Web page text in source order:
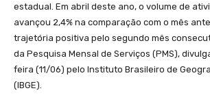
estadual. Em abril deste ano, o volume de
avançou 2,4% na comparação com o mês
trajetória positiva pelo segundo mês
da Pesquisa Mensal de Serviços (PMS),
feira (11/06) pelo Instituto Brasileiro de
(IBGE).